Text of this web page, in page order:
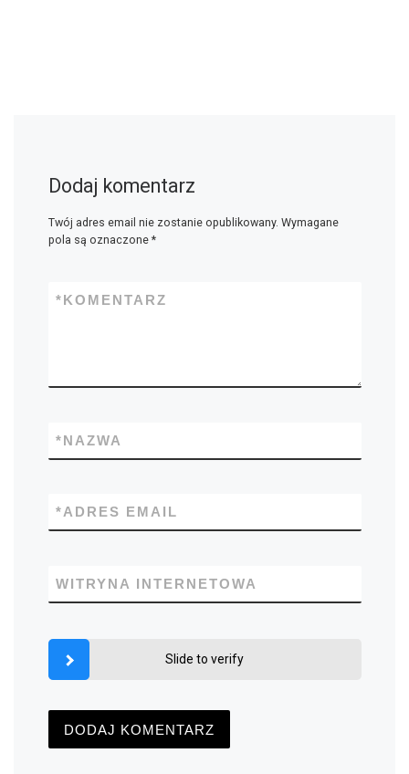
Dodaj komentarz
Twój adres email nie zostanie opublikowany. Wymagane
pola są oznaczone *
KOMENTARZ
*
NAZWA
*
ADRES EMAIL
*
WITRYNA INTERNETOWA
Slide to verify